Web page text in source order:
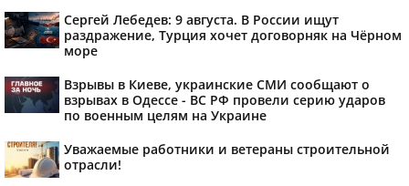
Сергей Лебедев: 9 августа. В России ищут
раздражение, Турция хочет договорняк на Чёрном
море
Взрывы в Киеве, украинские СМИ сообщают о
взрывах в Одессе - ВС РФ провели серию ударов
по военным целям на Украине
Уважаемые работники и ветераны строительной
отрасли!